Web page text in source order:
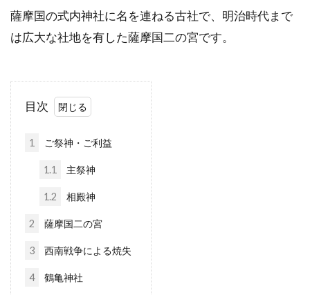
薩摩国の式内神社に名を連ねる古社で、明治時代まで
は広大な社地を有した薩摩国二の宮です。
目次
1 ご祭神・ご利益
1.1 主祭神
1.2 相殿神
2 薩摩国二の宮
3 西南戦争による焼失
4 鶴亀神社